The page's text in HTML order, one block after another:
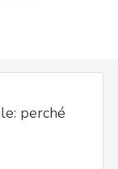
perché